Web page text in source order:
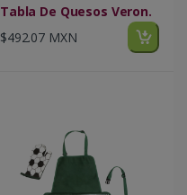
Tabla De Quesos Veron.
$492.07 MXN